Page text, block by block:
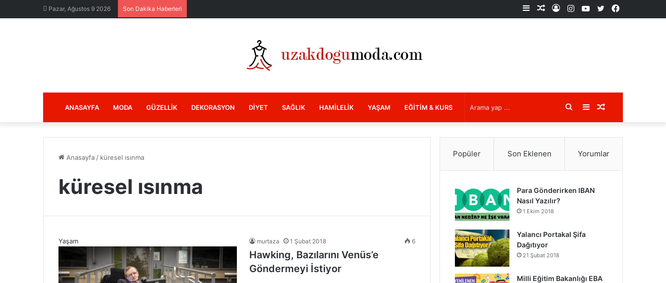
Pazar, Ağustos 9 2026 Son Dakika Haberleri Facebook
X
YouTube
Instagram
Kayıt
Rastgele
Kenar
ANASAYFA MODA GÜZELLIK DEKORASYON DIYET SAĞLIK HAMILELIK YAŞAM EĞITIM & KURS Rastgele
Makale
Kenar
Bölmesi
Arama
yap
Anasayfa / küresel ısınma
küresel ısınma
Yaşam murtaza 1 Şubat 2018 6
Hawking, Bazılarını Venüs’e
Göndermeyi İstiyor
Popüler Son Eklenen Yorumlar
Para Gönderirken IBAN
Nasıl Yazılır?
1 Ekim 2018
Yalancı Portakal Şifa
Dağıtıyor
21 Şubat 2018
Milli Eğitim Bakanlığı EBA